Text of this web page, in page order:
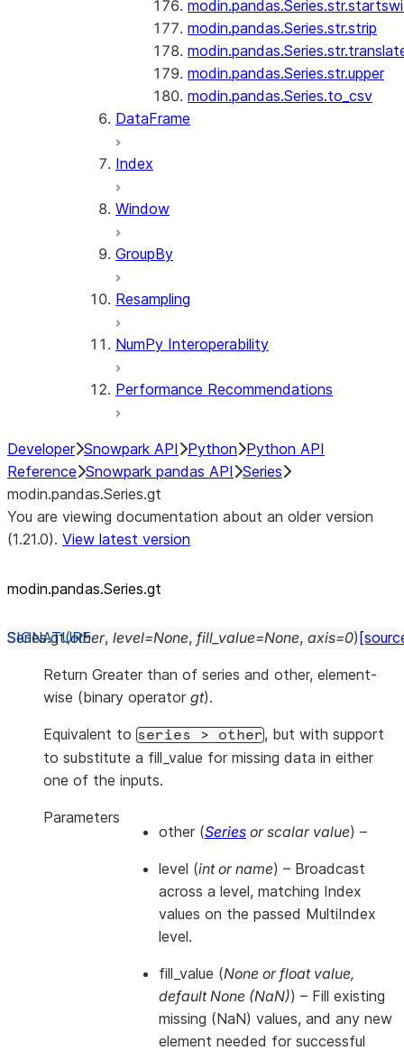
modin.pandas.Series.str.strip
modin.pandas.Series.str.upper
modin.pandas.Series.to_csv
DataFrame
Index
Window
GroupBy
Resampling
NumPy Interoperability
Performance Recommendations
Developer Snowpark API Python Python API
Reference Snowpark pandas API Series
modin.pandas.Series.gt
You are viewing documentation about an older version
(1.21.0). View latest version
modin.pandas.Series.gt
Series.gt(other, level=None, fill_value=None, axis=0)
Return Greater than of series and other, element-
wise (binary operator gt).
Equivalent to series > other, but with support
to substitute a fill_value for missing data in either
one of the inputs.
Parameters
other (Series orscalar value) –
level (intorname) – Broadcast
across a level, matching Index
values on the passed MultiIndex
level.
fill_value (None orfloat value,
default None (NaN)) – Fill existing
missing (NaN) values, and any new
element needed for successful